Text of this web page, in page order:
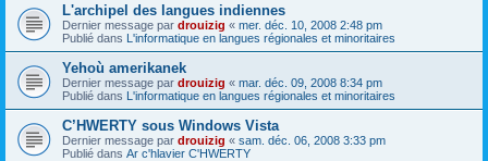
L'archipel des langues indiennes
Dernier message par drouizig « mer. déc. 10, 2008 2:48 pm
Publié dans L'informatique en langues régionales et minoritaires
Yehoù amerikanek
Dernier message par drouizig « mar. déc. 09, 2008 8:34 pm
Publié dans L'informatique en langues régionales et minoritaires
C’HWERTY sous Windows Vista
Dernier message par drouizig « sam. déc. 06, 2008 3:33 pm
Publié dans Ar c'hlavier C'HWERTY